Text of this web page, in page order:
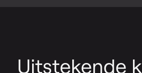
Uitstekende